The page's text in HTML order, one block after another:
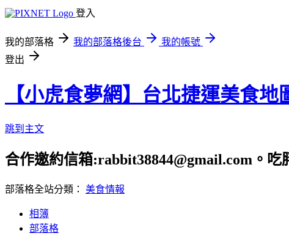
登入
我的部落格 我的部落格後台
我的帳號
登出
【小虎食夢網】台北捷運美食地
跳到主文
合作邀約信箱:rabbit38844@gmail.com。吃
部落格全站分類： 美食情報
相簿
部落格